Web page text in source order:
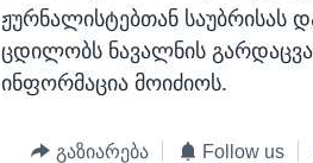
ჟურნალისტებთან საუბრისას
ცდილობს ნავალნის
ინფორმაცია მოიძიოს.
გაზიარება Follow us